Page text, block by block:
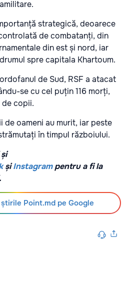
strategică, deoarece
de combatanți, din
din est și nord, iar
spre capitala Khartoum.
de Sud, RSF a atacat
se cu cel puțin 116 morți,
copii.
de oameni au murit, iar peste
în timpul războiului.
șiInstagrampentru a fi la
Point.md pe Google